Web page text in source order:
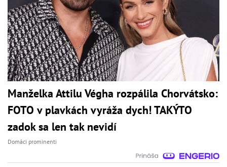
Manželka Attilu Végha rozpálila Chorvátsko:
FOTO v plavkách vyráža dych! TAKÝTO
zadok sa len tak nevidí
Domáci prominenti